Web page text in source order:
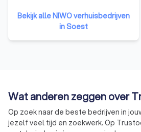
verhuizers in Soest en vergelijk. Via
verhuizer voor jou.
geldt ook voor Verhuisbedrijven,
dus belangrijk dat het bedrijf dat
u kiest deze vergunning heeft.
De vergunningplicht geldt voor
zit u daar al snel aan. Niet alleen
vrachtauto's, maar ook
bestelauto's zijn vanwege hun
laadvermogen in veel gevallen
Bekijk alle NIWO verhuisbedrijven
in Soest
Wat anderen zeggen over
Op zoek naar de beste bedrijven in
jezelf veel tijd en zoekwerk. Op